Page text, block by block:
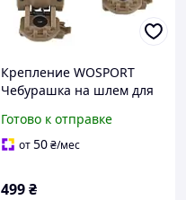
Крепление WOSPORT
Чебурашка на шлем для
Olive
Готово к отправке
от50₴/мес
499₴